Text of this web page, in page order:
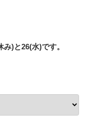
)と26(水)です。